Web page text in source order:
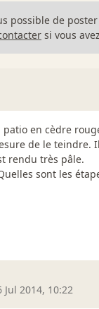
possible de
si vous
en cèdre
de le teindre.
rendu très pâle.
sont les
Jul 2014, 10:22